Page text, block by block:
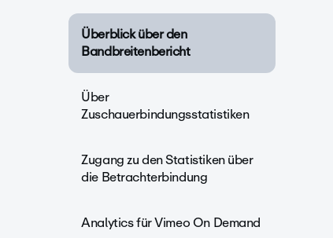
Überblick über den
Bandbreitenbericht
Über
Zuschauerbindungsstatistiken
Zugang zu den Statistiken über
die Betrachterbindung
Analytics für Vimeo On Demand